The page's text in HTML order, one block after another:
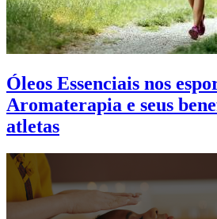
Óleos Essenciais nos
Aromaterapia e seus
atletas